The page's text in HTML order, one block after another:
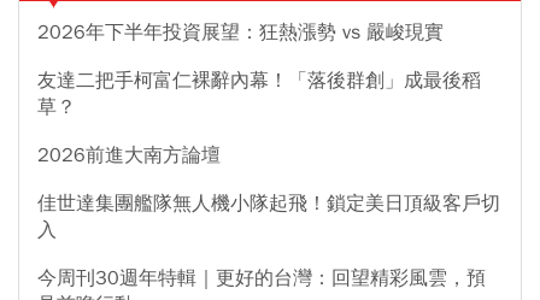
2026年下半年投資展望：狂熱漲勢 vs 嚴峻現實
友達二把手柯富仁裸辭內幕！「落後群創」成最後稻
草？
2026前進大南方論壇
佳世達集團艦隊無人機小隊起飛！鎖定美日頂級客戶切
入
今周刊30週年特輯｜更好的台灣：回望精彩風雲，預